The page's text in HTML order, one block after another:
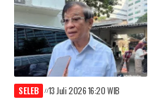
SELEB 13 Juli 2026 16:20 WIB